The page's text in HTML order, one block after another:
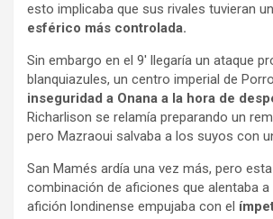
esto implicaba que sus rivales tuvieran
esférico más controlada.
Sin embargo en el 9′ llegaría un ataque
blanquiazules, un centro imperial de
inseguridad a Onana a la hora de
Richarlison se relamía preparando un
pero Mazraoui salvaba a los suyos con
San Mamés ardía una vez más, pero
combinación de aficiones que alentaba
afición londinense empujaba con el